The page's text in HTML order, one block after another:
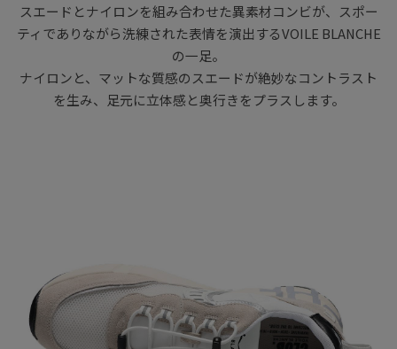
スエードとナイロンを組み合わせた異素材コンビが、スポー
ティでありながら洗練された表情を演出するVOILE BLANCHE
の一足。
ナイロンと、マットな質感のスエードが絶妙なコントラスト
を生み、足元に立体感と奥行きをプラスします。